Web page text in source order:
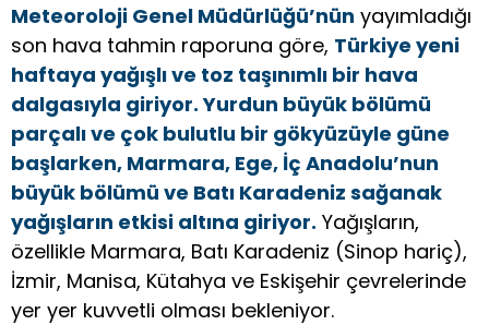
Meteoroloji Genel Müdürlüğü’nün yayımladığı
son hava tahmin raporuna göre, Türkiye yeni
haftaya yağışlı ve toz taşınımlı bir hava
dalgasıyla giriyor. Yurdun büyük bölümü
parçalı ve çok bulutlu bir gökyüzüyle güne
başlarken, Marmara, Ege, İç Anadolu’nun
büyük bölümü ve Batı Karadeniz sağanak
yağışların etkisi altına giriyor. Yağışların,
özellikle Marmara, Batı Karadeniz (Sinop hariç),
İzmir, Manisa, Kütahya ve Eskişehir çevrelerinde
yer yer kuvvetli olması bekleniyor.